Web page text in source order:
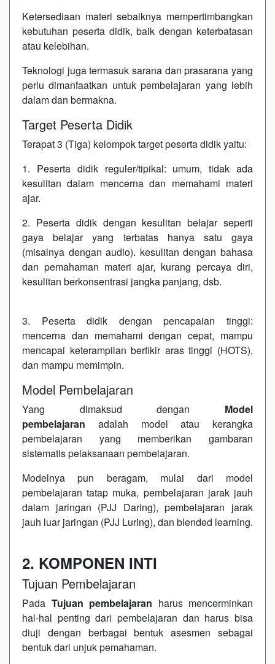
Ketersediaan materi sebaiknya mempertimbangkan
kebutuhan peserta didik, baik dengan keterbatasan
atau kelebihan.
Teknologi juga termasuk sarana dan prasarana yang
perlu dimanfaatkan untuk pembelajaran yang lebih
dalam dan bermakna.
Target Peserta Didik
Terapat 3 (Tiga) kelompok target peserta didik yaitu:
1. Peserta didik reguler/tipikal: umum, tidak ada
kesulitan dalam mencerna dan memahami materi
ajar.
2. Peserta didik dengan kesulitan belajar seperti
gaya belajar yang terbatas hanya satu gaya
(misalnya dengan audio). kesulitan dengan bahasa
dan pemahaman materi ajar, kurang percaya diri,
kesulitan berkonsentrasi jangka panjang, dsb.
3. Peserta didik dengan pencapaian tinggi:
mencerna dan memahami dengan cepat, mampu
mencapai keterampilan berfikir aras tinggi (HOTS),
dan mampu memimpin.
Model Pembelajaran
Yang dimaksud dengan Model
pembelajaran adalah model atau kerangka
pembelajaran yang memberikan gambaran
sistematis pelaksanaan pembelajaran.
Modelnya pun beragam, mulai dari model
pembelajaran tatap muka, pembelajaran jarak jauh
dalam jaringan (PJJ Daring), pembelajaran jarak
jauh luar jaringan (PJJ Luring), dan blended learning.
2. KOMPONEN INTI
Tujuan Pembelajaran
Pada Tujuan pembelajaran harus mencerminkan
hal-hal penting dari pembelajaran dan harus bisa
diuji dengan berbagai bentuk asesmen sebagai
bentuk dari unjuk pemahaman.